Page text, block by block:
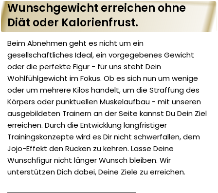
Wunschgewicht erreichen ohne
Diät oder Kalorienfrust.
Beim Abnehmen geht es nicht um ein
gesellschaftliches Ideal, ein vorgegebenes Gewicht
oder die perfekte Figur - für uns steht Dein
Wohlfühlgewicht im Fokus. Ob es sich nun um wenige
oder um mehrere Kilos handelt, um die Straffung des
Körpers oder punktuellen Muskelaufbau - mit unseren
ausgebildeten Trainern an der Seite kannst Du Dein Ziel
erreichen. Durch die Entwicklung langfristiger
Trainingskonzepte wird es Dir nicht schwerfallen, dem
Jojo-Effekt den Rücken zu kehren. Lasse Deine
Wunschfigur nicht länger Wunsch bleiben. Wir
unterstützen Dich dabei, Deine Ziele zu erreichen.